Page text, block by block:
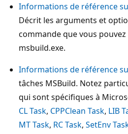
Informations de référence
Décrit les arguments et
commande que vous
msbuild.exe.
Informations de référence
tâches MSBuild. Notez
qui sont spécifiques à
CL Task, CPPClean Task, LIB
MT Task, RC Task, SetEnv